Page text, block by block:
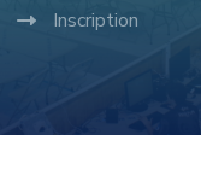
Inscription